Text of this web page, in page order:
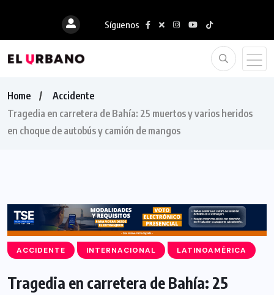
Síguenos
Home
Accidente
Tragedia en carretera de Bahía: 25 muertos y varios heridos
en choque de autobús y camión de mangos
ACCIDENTE INTERNACIONAL LATINOAMÉRICA
Tragedia en carretera de Bahía: 25